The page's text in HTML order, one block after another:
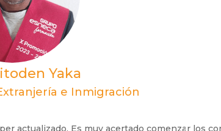
Yaka
e Inmigración
actualizado. Es muy acertado comenzar los